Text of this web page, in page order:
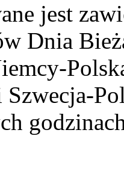
jest
Dnia